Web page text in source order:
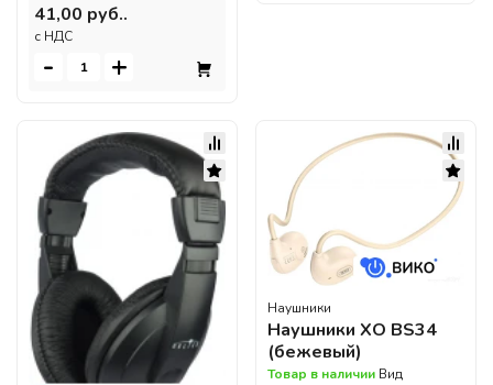
41,00 руб..
c НДС
- +
Наушники
Наушники XO BS34
(бежевый)
Товар в наличии Вид